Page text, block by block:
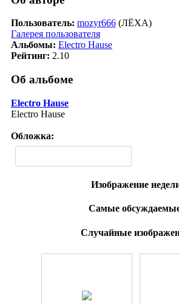
Пользователь: mozyr666 (ЛЁХА)
Галерея пользователя
Альбомы: Electro Hause
Рейтинг: 2.10
Об альбоме
Electro Hause
Electro Hause
Обложка:
Изображение
Самые
Случайные